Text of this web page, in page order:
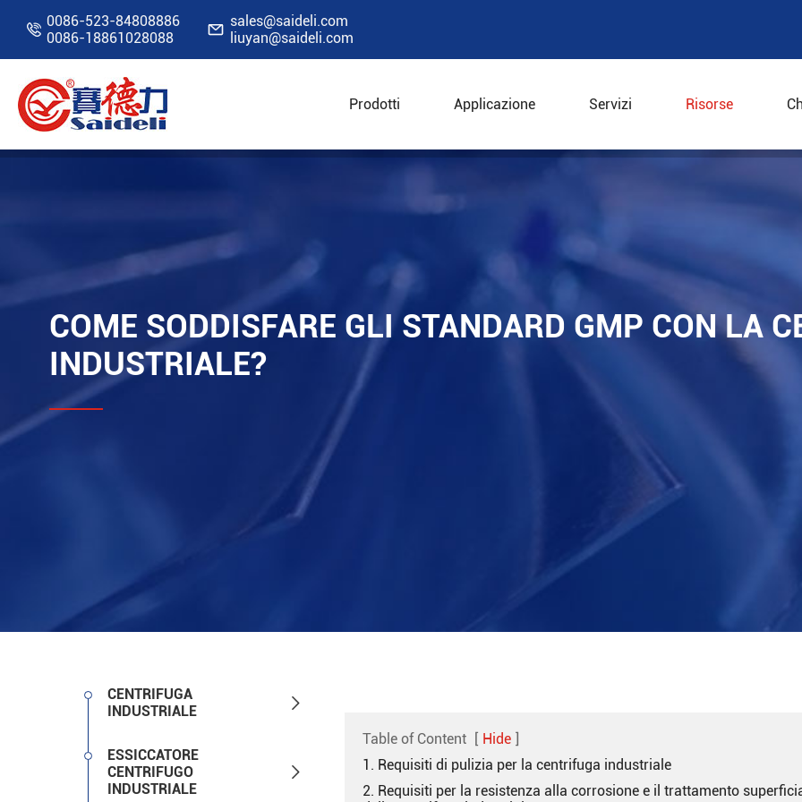
 0086-523-84808886
0086-18861028088
 sales@saideli.com
liuyan@saideli.com
Prodotti Applicazione Servizi Risorse
Home Risorse
COME SODDISFARE GLI STANDARD GMP CON LA
INDUSTRIALE?
CENTRIFUGA
INDUSTRIALE

ESSICCATORE
CENTRIFUGO
INDUSTRIALE

Table of Content [ Hide ]
1. Requisiti di pulizia per la centrifuga industriale
2. Requisiti per la resistenza alla corrosione e il trattamento